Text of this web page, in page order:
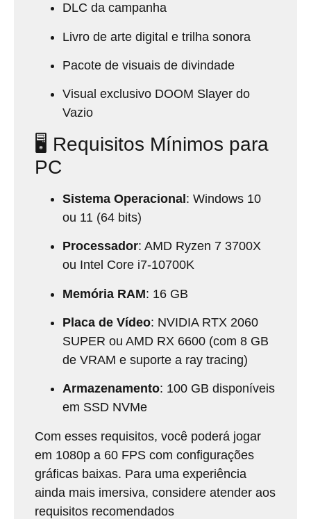
DLC da campanha
Livro de arte digital e trilha sonora
Pacote de visuais de divindade
Visual exclusivo DOOM Slayer do
Vazio
🖥️ Requisitos Mínimos para
PC
Sistema Operacional: Windows 10
ou 11 (64 bits)
Processador: AMD Ryzen 7 3700X
ou Intel Core i7-10700K
Memória RAM: 16 GB
Placa de Vídeo: NVIDIA RTX 2060
SUPER ou AMD RX 6600 (com 8 GB
de VRAM e suporte a ray tracing)
Armazenamento: 100 GB disponíveis
em SSD NVMe
Com esses requisitos, você poderá jogar
em 1080p a 60 FPS com configurações
gráficas baixas. Para uma experiência
ainda mais imersiva, considere atender aos
requisitos recomendados